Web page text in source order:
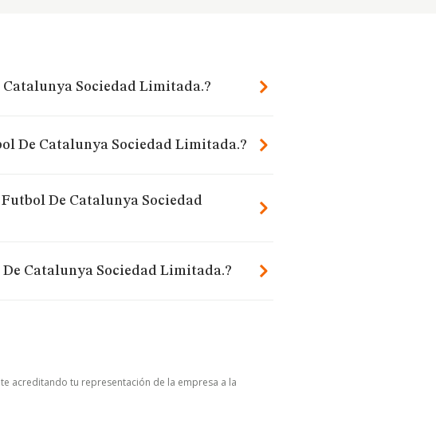
Catalunya Sociedad Limitada.?
De Catalunya Sociedad Limitada.?
De Catalunya Sociedad
Catalunya Sociedad Limitada.?
acreditando tu representación de la empresa a la